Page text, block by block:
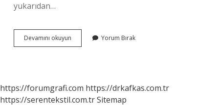
yukarıdan…
Devamını okuyun
Aşıları
Yorum Bırak
https://forumgrafi.com https://drkafkas.com.tr
https://serentekstil.com.trSitemap